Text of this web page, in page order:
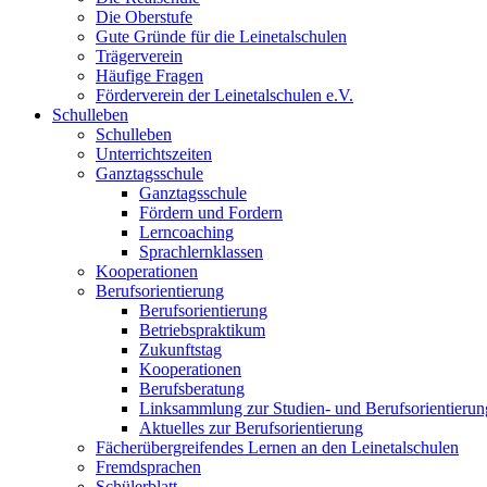
Die Oberstufe
Gute Gründe für die Leinetalschulen
Trägerverein
Häufige Fragen
Förderverein der Leinetalschulen e.V.
Schulleben
Schulleben
Unterrichtszeiten
Ganztagsschule
Ganztagsschule
Fördern und Fordern
Lerncoaching
Sprachlernklassen
Kooperationen
Berufsorientierung
Berufsorientierung
Betriebspraktikum
Zukunftstag
Kooperationen
Berufsberatung
Linksammlung zur Studien- und
Aktuelles zur Berufsorientierung
Fächerübergreifendes Lernen an den Leinetalschulen
Fremdsprachen